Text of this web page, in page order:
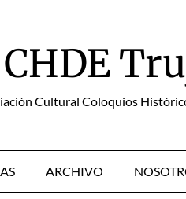
CHDE
Cultural Coloquios
ARCHIVO